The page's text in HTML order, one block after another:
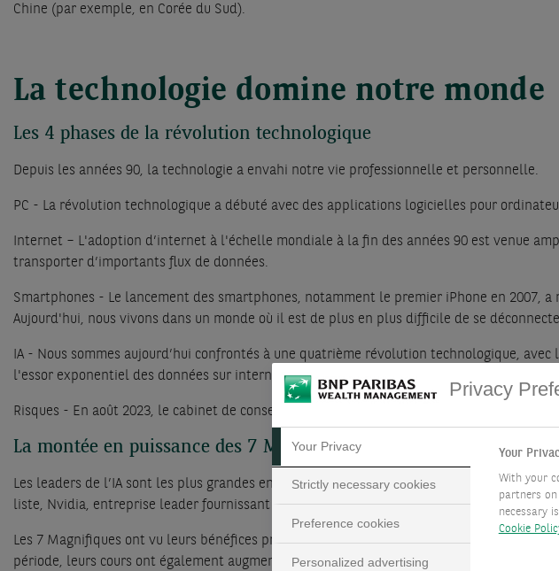
Chine (par exemple, en Corée du Sud).
La technologie domine notre monde
Les 4 phases de la révolution technologique
Depuis les années 90, la technologie a envahi notre vie professionnelle et personnelle.
PC - La révolution technologique a débuté avec des applications logicielles pour
Internet – L'adoption d’internet à l'échelle mondiale à la fin des années 90 est venue
transporter d’importants flux de données.
Smartphones - Le lancement des smartphones, notamment le premier iPhone en 2007,
Aujourd'hui, nous vivons dans un monde où il est de plus en plus difficile de se
IA - Nous sommes aujourd’hui confrontés à une quatrième révolution technologique,
l'essor exponentiel des données sur internet et une informatique puissante ont contribué
Risques - En août 2023, le cabinet de conseil Gartner a placé l'IA générative
La montée en puissance des 7 Magnifiques
Les leaders de l’IA sont les plus grandes entreprises technologiques américaines :
liste, Nvidia, entreprise leader fournissant la puissance informatique nécessaire aux
Les 7 Magnifiques ont vu leurs bénéfices progresser de près de 1200 % au cours des 8
période, leurs cours ont également augmenté de 1450 % au total, soit en moyenne 40 % par
Privacy
Your Privacy
Strictly necessary cookies
Preference cookies
Personalized advertising
Your
With your
partners
necessary
Cookie